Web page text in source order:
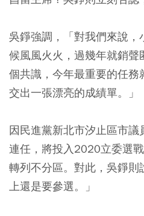
吳錚強調，「對我們來說
候風風火火，過幾年就銷
個共識，今年最重要的任
交出一張漂亮的成績單。」
因民進黨新北市汐止區市議
連任，將投入2020立委選
轉列不分區。對此，吳錚
上還是要參選。」